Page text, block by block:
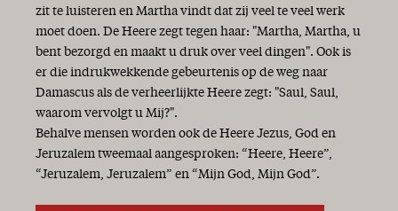
zit te luisteren en Martha vindt dat zij veel te veel werk
moet doen. De Heere zegt tegen haar: "Martha, Martha, u
bent bezorgd en maakt u druk over veel dingen". Ook is
er die indrukwekkende gebeurtenis op de weg naar
Damascus als de verheerlijkte Heere zegt: "Saul, Saul,
waarom vervolgt u Mij?".
Behalve mensen worden ook de Heere Jezus, God en
Jeruzalem tweemaal aangesproken: “Heere, Heere”,
“Jeruzalem, Jeruzalem” en “Mijn God, Mijn God”.